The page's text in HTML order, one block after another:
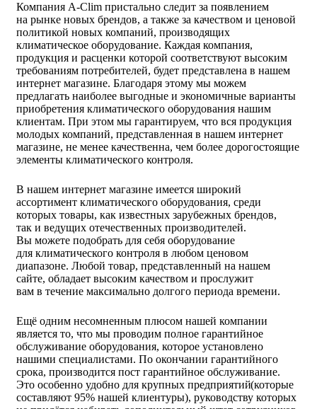
Компания A-Clim пристально следит за появлением
на рынке новых брендов, а также за качеством и ценовой
политикой новых компаний, производящих
климатическое оборудование. Каждая компания,
продукция и расценки которой соответствуют высоким
требованиям потребителей, будет представлена в нашем
интернет магазине. Благодаря этому мы можем
предлагать наиболее выгодные и экономичные варианты
приобретения климатического оборудования нашим
клиентам. При этом мы гарантируем, что вся продукция
молодых компаний, представленная в нашем интернет
магазине, не менее качественна, чем более дорогостоящие
элементы климатического контроля.
В нашем интернет магазине имеется широкий
ассортимент климатического оборудования, среди
которых товары, как известных зарубежных брендов,
так и ведущих отечественных производителей.
Вы можете подобрать для себя оборудование
для климатического контроля в любом ценовом
диапазоне. Любой товар, представленный на нашем
сайте, обладает высоким качеством и прослужит
вам в течение максимально долгого периода времени.
Ещё одним несомненным плюсом нашей компании
является то, что мы проводим полное гарантийное
обслуживание оборудования, которое установлено
нашими специалистами. По окончании гарантийного
срока, производится пост гарантийное обслуживание.
Это особенно удобно для крупных предприятий
(которые
составляют 95% нашей клиентуры), руководству которых